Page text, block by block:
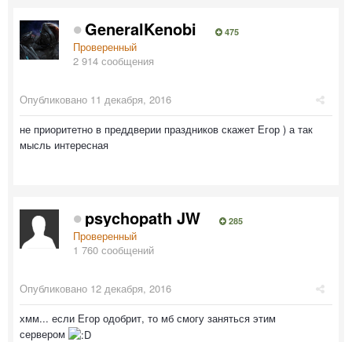
GeneralKenobi 475
Проверенный
2 914 сообщения
Опубликовано 11 декабря, 2016
не приоритетно в преддверии праздников скажет Егор ) а так
мысль интересная
psychopath JW 285
Проверенный
1 760 сообщений
Опубликовано 12 декабря, 2016
хмм... если Егор одобрит, то мб смогу заняться этим
сервером